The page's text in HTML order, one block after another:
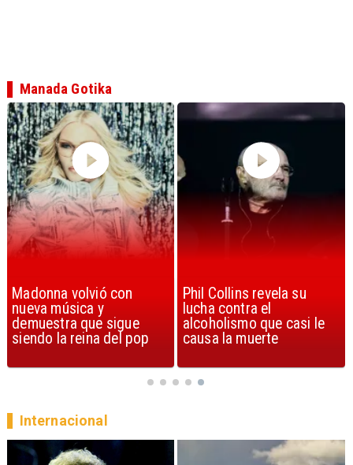
Phil Collins revela su
lucha contra el
alcoholismo que casi le
causa la muerte
U2 lanza nuevo sencillo
con estribillo en español:
Streets of Dreams
Manada Gotika
Internacional